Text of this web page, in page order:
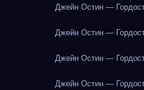
Джейн Остин —
Джейн Остин —
Джейн Остин —
Джейн Остин —